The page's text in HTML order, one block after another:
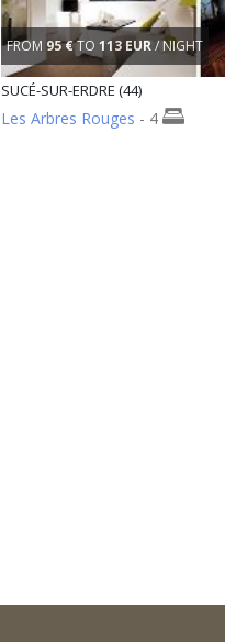
FROM 95 €TO 113 EUR/ NIGHT
SUCÉ-SUR-ERDRE (44)
Les Arbres Rouges - 4